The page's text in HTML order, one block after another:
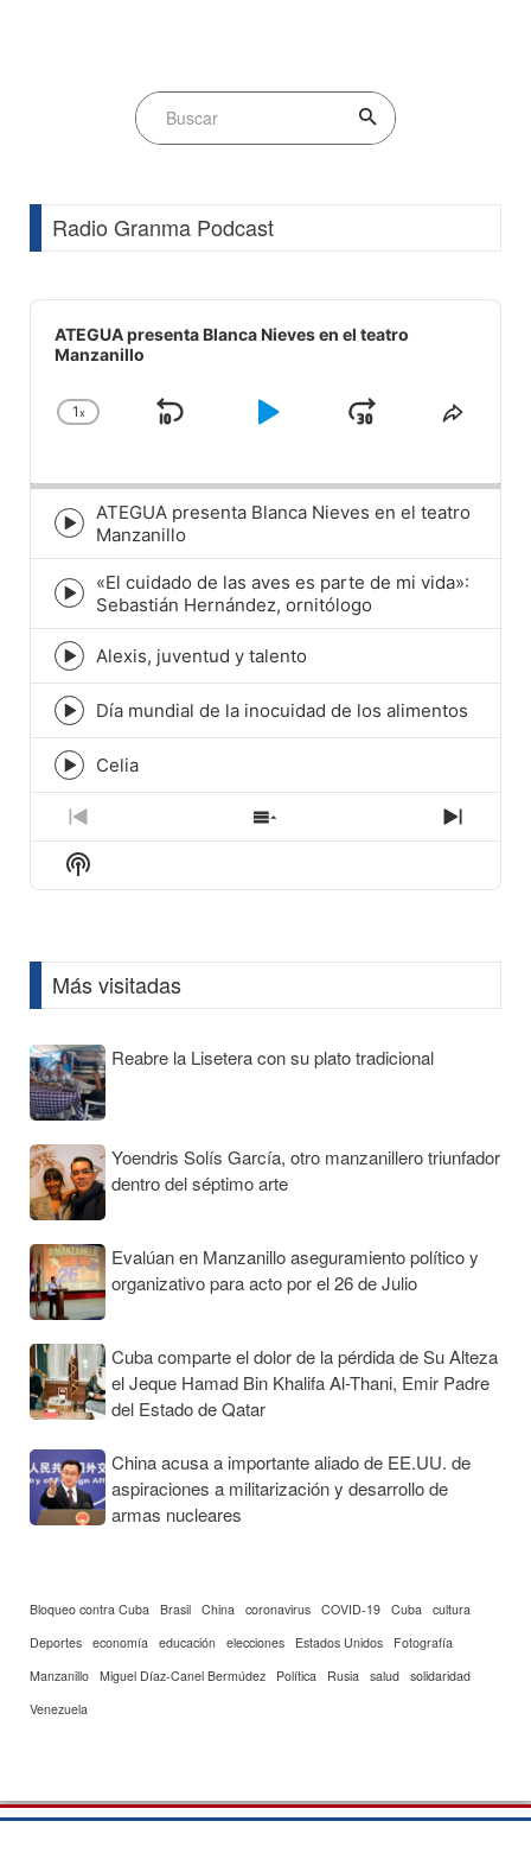
Radio Granma Podcast
Audio
Player
ATEGUA presenta Blanca Nieves en el teatro
Manzanillo
Change
1x
Skip
Play
JumpShare
Episode
play
icon
ATEGUA presenta Blanca Nieves en el teatro
Manzanillo
Episode
play
icon
«El cuidado de las aves es parte de mi vida»:
Sebastián Hernández, ornitólogo
Episode
play
icon
Alexis, juventud y talento
Episode
play
icon
Día mundial de la inocuidad de los alimentos
Episode
play
icon
Celia
Previous
Episode
Show
Episodes
Next
Show
Podcast
Más visitadas
Reabre la Lisetera con su plato tradicional
Yoendris Solís García, otro manzanillero triunfador
dentro del séptimo arte
Evalúan en Manzanillo aseguramiento político y
organizativo para acto por el 26 de Julio
Cuba comparte el dolor de la pérdida de Su Alteza
el Jeque Hamad Bin Khalifa Al-Thani, Emir Padre
del Estado de Qatar
China acusa a importante aliado de EE.UU. de
aspiraciones a militarización y desarrollo de
armas nucleares
Bloqueo contra Cuba Brasil China coronavirus COVID-19 Cuba
cultura
Deportes economía educación elecciones Estados Unidos
Fotografía
Manzanillo Miguel Díaz-Canel Bermúdez Política Rusia salud solidaridad
Venezuela